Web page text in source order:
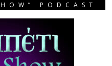
PODCAST